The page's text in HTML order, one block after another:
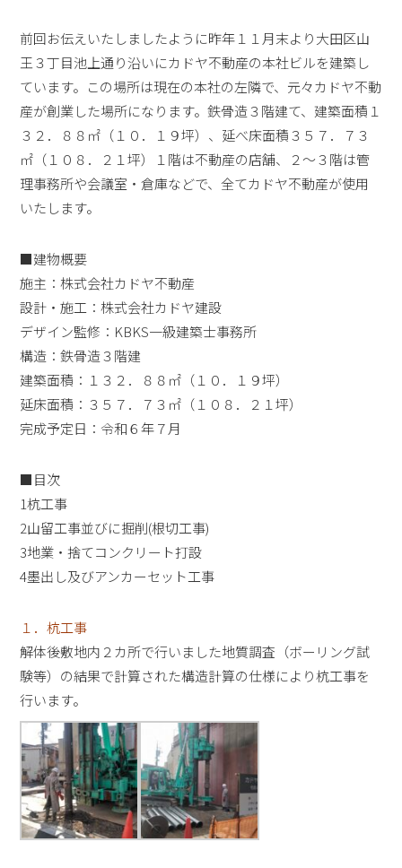
前回お伝えいたしましたように昨年１１月末より大田区山
王３丁目池上通り沿いにカドヤ不動産の本社ビルを建築し
ています。この場所は現在の本社の左隣で、元々カドヤ不動
産が創業した場所になります。鉄骨造３階建て、建築面積１
３２．８８㎡（１０．１９坪）、延べ床面積３５７．７３
㎡（１０８．２１坪）１階は不動産の店舗、２～３階は管
理事務所や会議室・倉庫などで、全てカドヤ不動産が使用
いたします。
■建物概要
施主：株式会社カドヤ不動産
設計・施工：株式会社カドヤ建設
デザイン監修：KBKS一級建築士事務所
構造：鉄骨造３階建
建築面積：１３２．８８㎡（１０．１９坪）
延床面積：３５７．７３㎡（１０８．２１坪）
完成予定日：令和６年７月
■目次
1杭工事
2山留工事並びに掘削(根切工事)
3地業・捨てコンクリート打設
4墨出し及びアンカーセット工事
１．杭工事
解体後敷地内２カ所で行いました地質調査（ボーリング試
験等）の結果で計算された構造計算の仕様により杭工事を
行います。